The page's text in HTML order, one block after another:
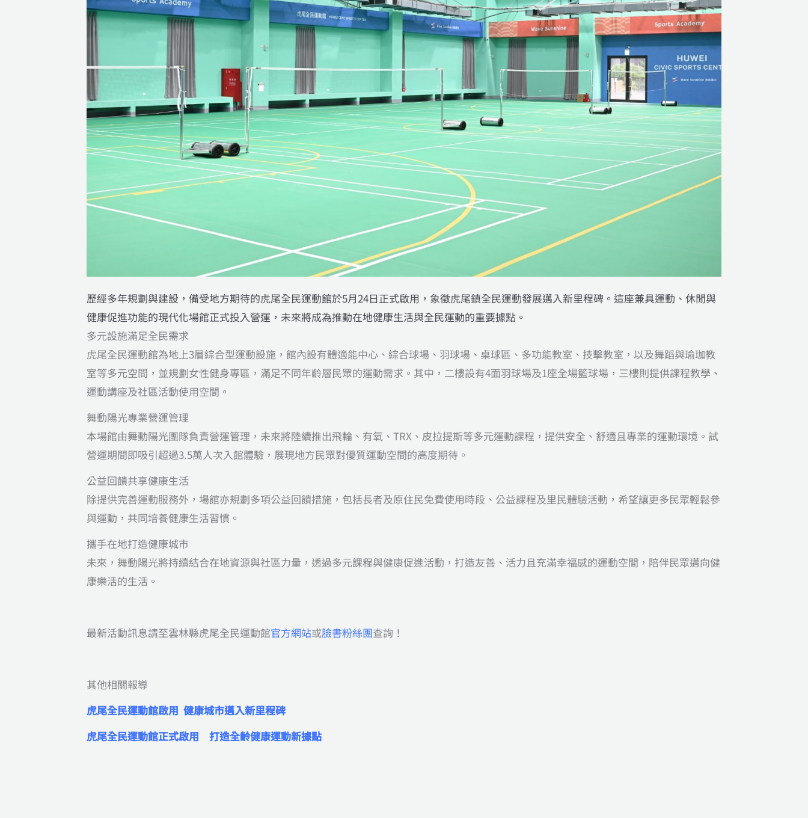
歷經多年規劃與建設，備受地方期待的虎尾全民運動館於5月24日正式啟用，象徵虎尾鎮全民運動發展邁入新里程碑。這座兼具運動、休閒與
健康促進功能的現代化場館正式投入營運，未來將成為推動在地健康生活與全民運動的重要據點。
多元設施滿足全民需求
虎尾全民運動館為地上3層綜合型運動設施，館內設有體適能中心、綜合球場、羽球場、桌球區、多功能教室、技擊教室，以及舞蹈與瑜珈教
室等多元空間，並規劃女性健身專區，滿足不同年齡層民眾的運動需求。其中，二樓設有4面羽球場及1座全場籃球場，三樓則提供課程教學、
運動講座及社區活動使用空間。
舞動陽光專業營運管理
本場館由舞動陽光團隊負責營運管理，未來將陸續推出飛輪、有氧、TRX、皮拉提斯等多元運動課程，提供安全、舒適且專業的運動環境。試
營運期間即吸引超過3.5萬人次入館體驗，展現地方民眾對優質運動空間的高度期待。
公益回饋共享健康生活
除提供完善運動服務外，場館亦規劃多項公益回饋措施，包括長者及原住民免費使用時段、公益課程及里民體驗活動，希望讓更多民眾輕鬆參
與運動，共同培養健康生活習慣。
攜手在地打造健康城市
未來，舞動陽光將持續結合在地資源與社區力量，透過多元課程與健康促進活動，打造友善、活力且充滿幸福感的運動空間，陪伴民眾邁向健
康樂活的生活。
最新活動訊息請至雲林縣虎尾全民運動館官方網站或臉書粉絲團查詢！
其他相關報導
虎尾全民運動館啟用 健康城市邁入新里程碑
虎尾全民運動館正式啟用 打造全齡健康運動新據點